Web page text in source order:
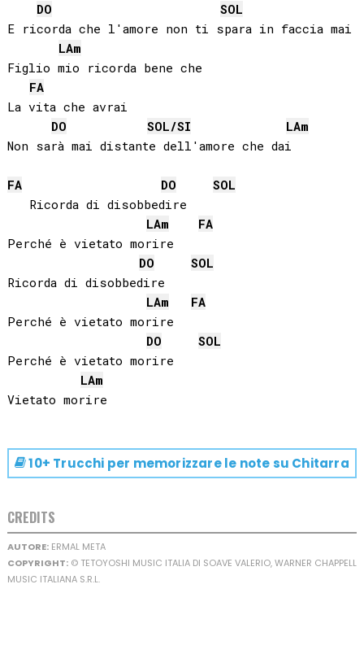
DO
SOL
E ricorda che l'amore non ti spara in faccia mai
LAm
Figlio mio ricorda bene che
FA
La vita che avrai
DO
SOL/SI LAm
Non sarà mai distante dell'amore che dai
FA DO
SOL
   Ricorda di disobbedire
LAm
FA
Perché è vietato morire
DO
SOL
Ricorda di disobbedire
LAm
FA
Perché è vietato morire
DO
SOL
Perché è vietato morire
LAm
10+ Trucchi per memorizzare le note su Chitarra
CREDITS
AUTORE:ERMAL META
COPYRIGHT:© TETOYOSHI MUSIC ITALIA DI SOAVE VALERIO, WARNER CHAPPELL
MUSIC ITALIANA S.R.L.